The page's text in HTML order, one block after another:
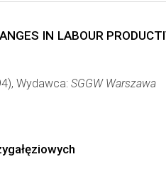
IN LABOUR
Wydawca: SGGW Warszawa